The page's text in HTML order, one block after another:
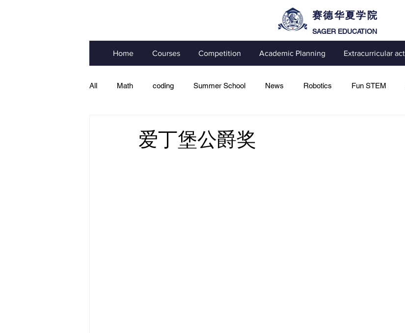
赛德华夏学院
SAGER EDUCATION
Home Courses Competition Academic Planning Extracurricular
All Math coding Summer School News Robotics Fun STEM
爱丁堡公爵奖